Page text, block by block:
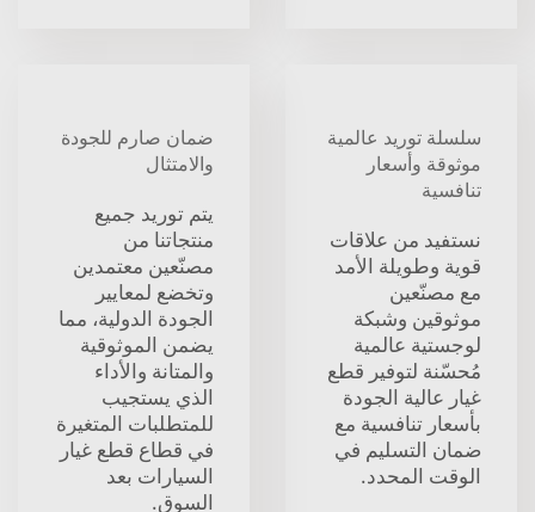
سلسلة توريد عالمية
موثوقة وأسعار
تنافسية
نستفيد من علاقات
قوية وطويلة الأمد
مع مصنّعين
موثوقين وشبكة
لوجستية عالمية
مُحسّنة لتوفير قطع
غيار عالية الجودة
بأسعار تنافسية مع
ضمان التسليم في
الوقت المحدد.
ضمان صارم للجودة
والامتثال
يتم توريد جميع
منتجاتنا من
مصنّعين معتمدين
وتخضع لمعايير
الجودة الدولية، مما
يضمن الموثوقية
والمتانة والأداء
الذي يستجيب
للمتطلبات المتغيرة
في قطاع قطع غيار
السيارات بعد
السوق.